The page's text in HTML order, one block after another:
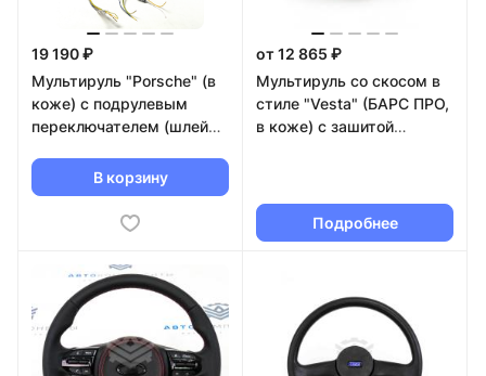
19 190 ₽
Мультируль "Porsche" (в
коже) с подрулевым
переключателем (шлейф)
Калина, Гранта
В корзину
от 12 865 ₽
Мультируль со скосом в
стиле "Vesta" (БАРС ПРО,
в коже) с зашитой
Подробнее